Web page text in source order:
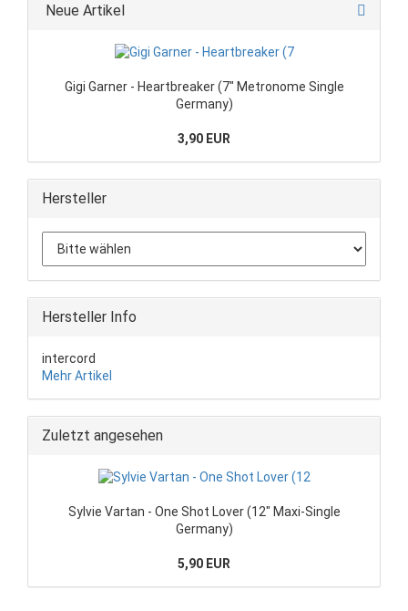
Neue Artikel
Gigi Garner - Heartbreaker (7" Metronome Single
Germany)
3,90 EUR
Hersteller
Hersteller Info
intercord
Mehr Artikel
Zuletzt angesehen
Sylvie Vartan - One Shot Lover (12" Maxi-Single
Germany)
5,90 EUR